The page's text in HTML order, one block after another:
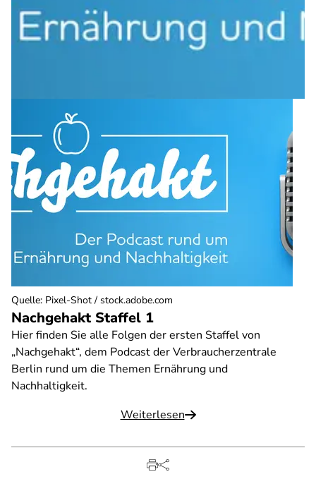
Nachgehakt Staffel 1
Hier finden Sie alle Folgen der ersten Staffel von
„Nachgehakt“, dem Podcast der Verbraucherzentrale
Berlin rund um die Themen Ernährung und
Nachhaltigkeit.
Weiterlesen
Quelle: Pixel-Shot / stock.adobe.com